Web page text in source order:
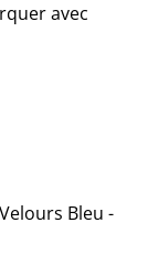
avec
Bleu -